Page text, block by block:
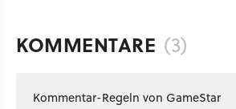
KOMMENTARE (3)
Kommentar-Regeln von GameStar